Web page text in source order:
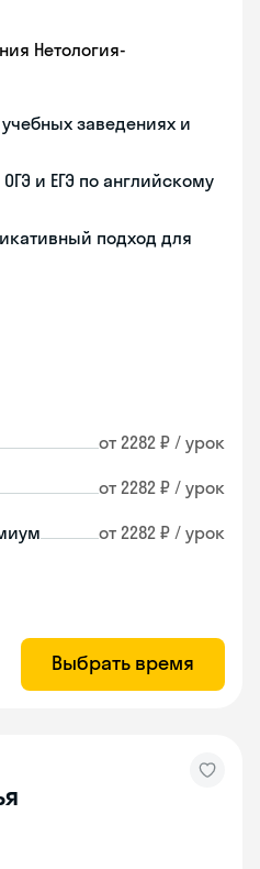
Нетология-
заведениях и
и ЕГЭ по английскому
подход для
от 2282 ₽ / урок
от 2282 ₽ / урок
от 2282 ₽ / урок
Выбрать время